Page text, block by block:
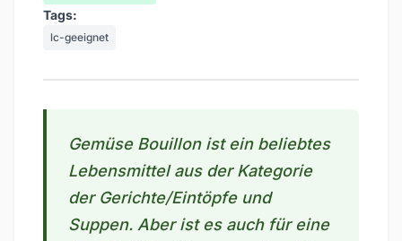
Tags:
lc-geeignet
Gemüse Bouillon ist ein beliebtes
Lebensmittel aus der Kategorie
der Gerichte/Eintöpfe und
Suppen. Aber ist es auch für eine